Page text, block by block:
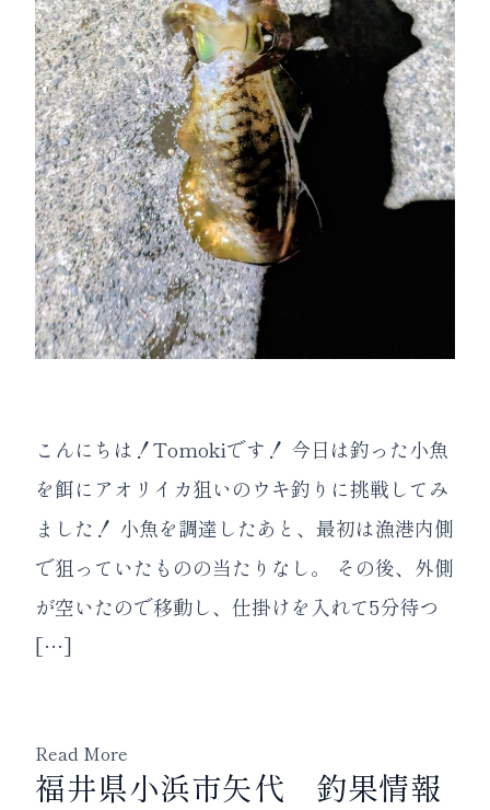
こんにちは！Tomokiです！ 今日は釣った小魚
を餌にアオリイカ狙いのウキ釣りに挑戦してみ
ました！ 小魚を調達したあと、最初は漁港内側
で狙っていたものの当たりなし。 その後、外側
が空いたので移動し、仕掛けを入れて5分待つ
[…]
Read More
福井県小浜市矢代 釣果情報